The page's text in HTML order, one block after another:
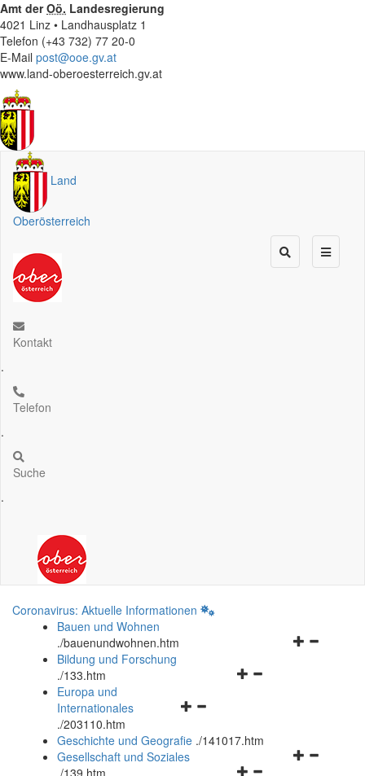
Amt derOö. Landesregierung
4021 Linz • Landhausplatz 1
Telefon (+43 732) 77 20-0
E-Mail post@ooe.gv.at
www.land-oberoesterreich.gv.at
Land
Oberösterreich
Kontakt
.
Telefon
.
Suche
.
Coronavirus: Aktuelle Informationen
Bauen und Wohnen
./bauenundwohnen.htm
Navigationsmenü
Bildung und Forschung
./133.htm
Navigationsmenü
und
schließen
Europa und
Internationales
./203110.htm
Geschichte und Geografie ./141017.htm
Navigationsmenü
Gesellschaft und Soziales
./139.htm